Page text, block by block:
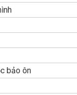
bảo ôn